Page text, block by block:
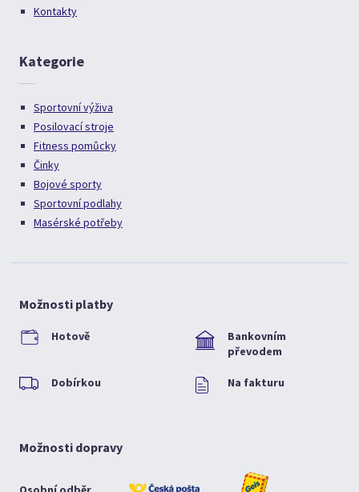
Kontakty
Kategorie
Sportovní výživa
Posilovací stroje
Fitness pomůcky
Činky
Bojové sporty
Sportovní podlahy
Masérské potřeby
Možnosti platby
Hotově
Bankovním
převodem
Dobírkou Na fakturu
Možnosti dopravy